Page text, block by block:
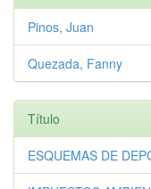
Pinos, Juan
Quezada, Fanny
Título
ESQUEMAS DE